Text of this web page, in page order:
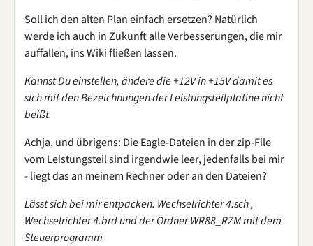
Soll ich den alten Plan einfach ersetzen? Natürlich
werde ich auch in Zukunft alle Verbesserungen, die mir
auffallen, ins Wiki fließen lassen.
Kannst Du einstellen, ändere die +12V in +15V damit es
sich mit den Bezeichnungen der Leistungsteilplatine nicht
beißt.
Achja, und übrigens: Die Eagle-Dateien in der zip-File
vom Leistungsteil sind irgendwie leer, jedenfalls bei mir
- liegt das an meinem Rechner oder an den Dateien?
Lässt sich bei mir entpacken: Wechselrichter 4.sch ,
Wechselrichter 4.brd und der Ordner WR88_RZM mit dem
Steuerprogramm